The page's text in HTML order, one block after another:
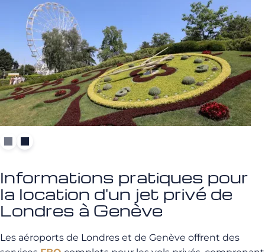
Informations pratiques pour
la location d'un jet privé de
Londres à Genève
Les aéroports de Londres et de Genève offrent des